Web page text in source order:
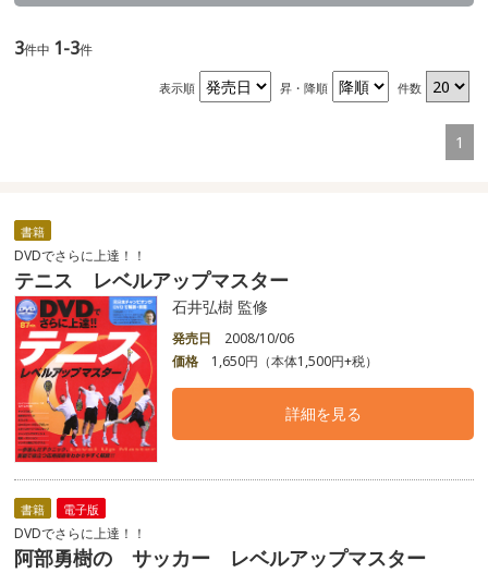
3件中 1-3件
表示順 昇・降順 件数
1
書籍
DVDでさらに上達！！
テニス レベルアップマスター
石井弘樹 監修
発売日
2008/10/06
価格
1,650円（本体1,500円+税）
詳細を見る
書籍 電子版
DVDでさらに上達！！
阿部勇樹の サッカー レベルアップマスター